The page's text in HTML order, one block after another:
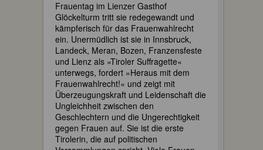
Frauentag im Lienzer Gasthof
Glöckelturm tritt sie redegewandt und
kämpferisch für das Frauenwahlrecht
ein. Unermüdlich ist sie in Innsbruck,
Landeck, Meran, Bozen, Franzensfeste
und Lienz als »Tiroler Suffragette«
unterwegs, fordert »Heraus mit dem
Frauenwahlrecht!« und zeigt mit
Überzeugungskraft und Leidenschaft die
Ungleichheit zwischen den
Geschlechtern und die Ungerechtigkeit
gegen Frauen auf. Sie ist die erste
Tirolerin, die auf politischen